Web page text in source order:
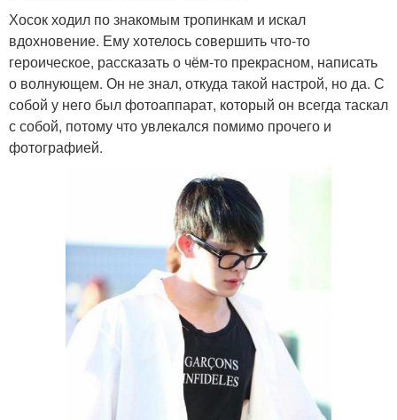
Хосок ходил по знакомым тропинкам и искал
вдохновение. Ему хотелось совершить что-то
героическое, рассказать о чём-то прекрасном, написать
о волнующем. Он не знал, откуда такой настрой, но да. С
собой у него был фотоаппарат, который он всегда таскал
с собой, потому что увлекался помимо прочего и
фотографией.